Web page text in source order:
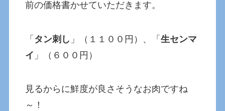
前の価格書かせていただきます。
「 タン刺し 」（１１００円）、「生センマ
イ 」（６００円）
見るからに鮮度が良さそうなお肉ですね
～！